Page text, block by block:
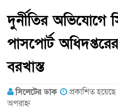
দুর্নীতির অভিযোগে
পাসপোর্ট
বরখাস্ত
সিলেটের ডাক
প্রকাশিত
অপরাহ্ন